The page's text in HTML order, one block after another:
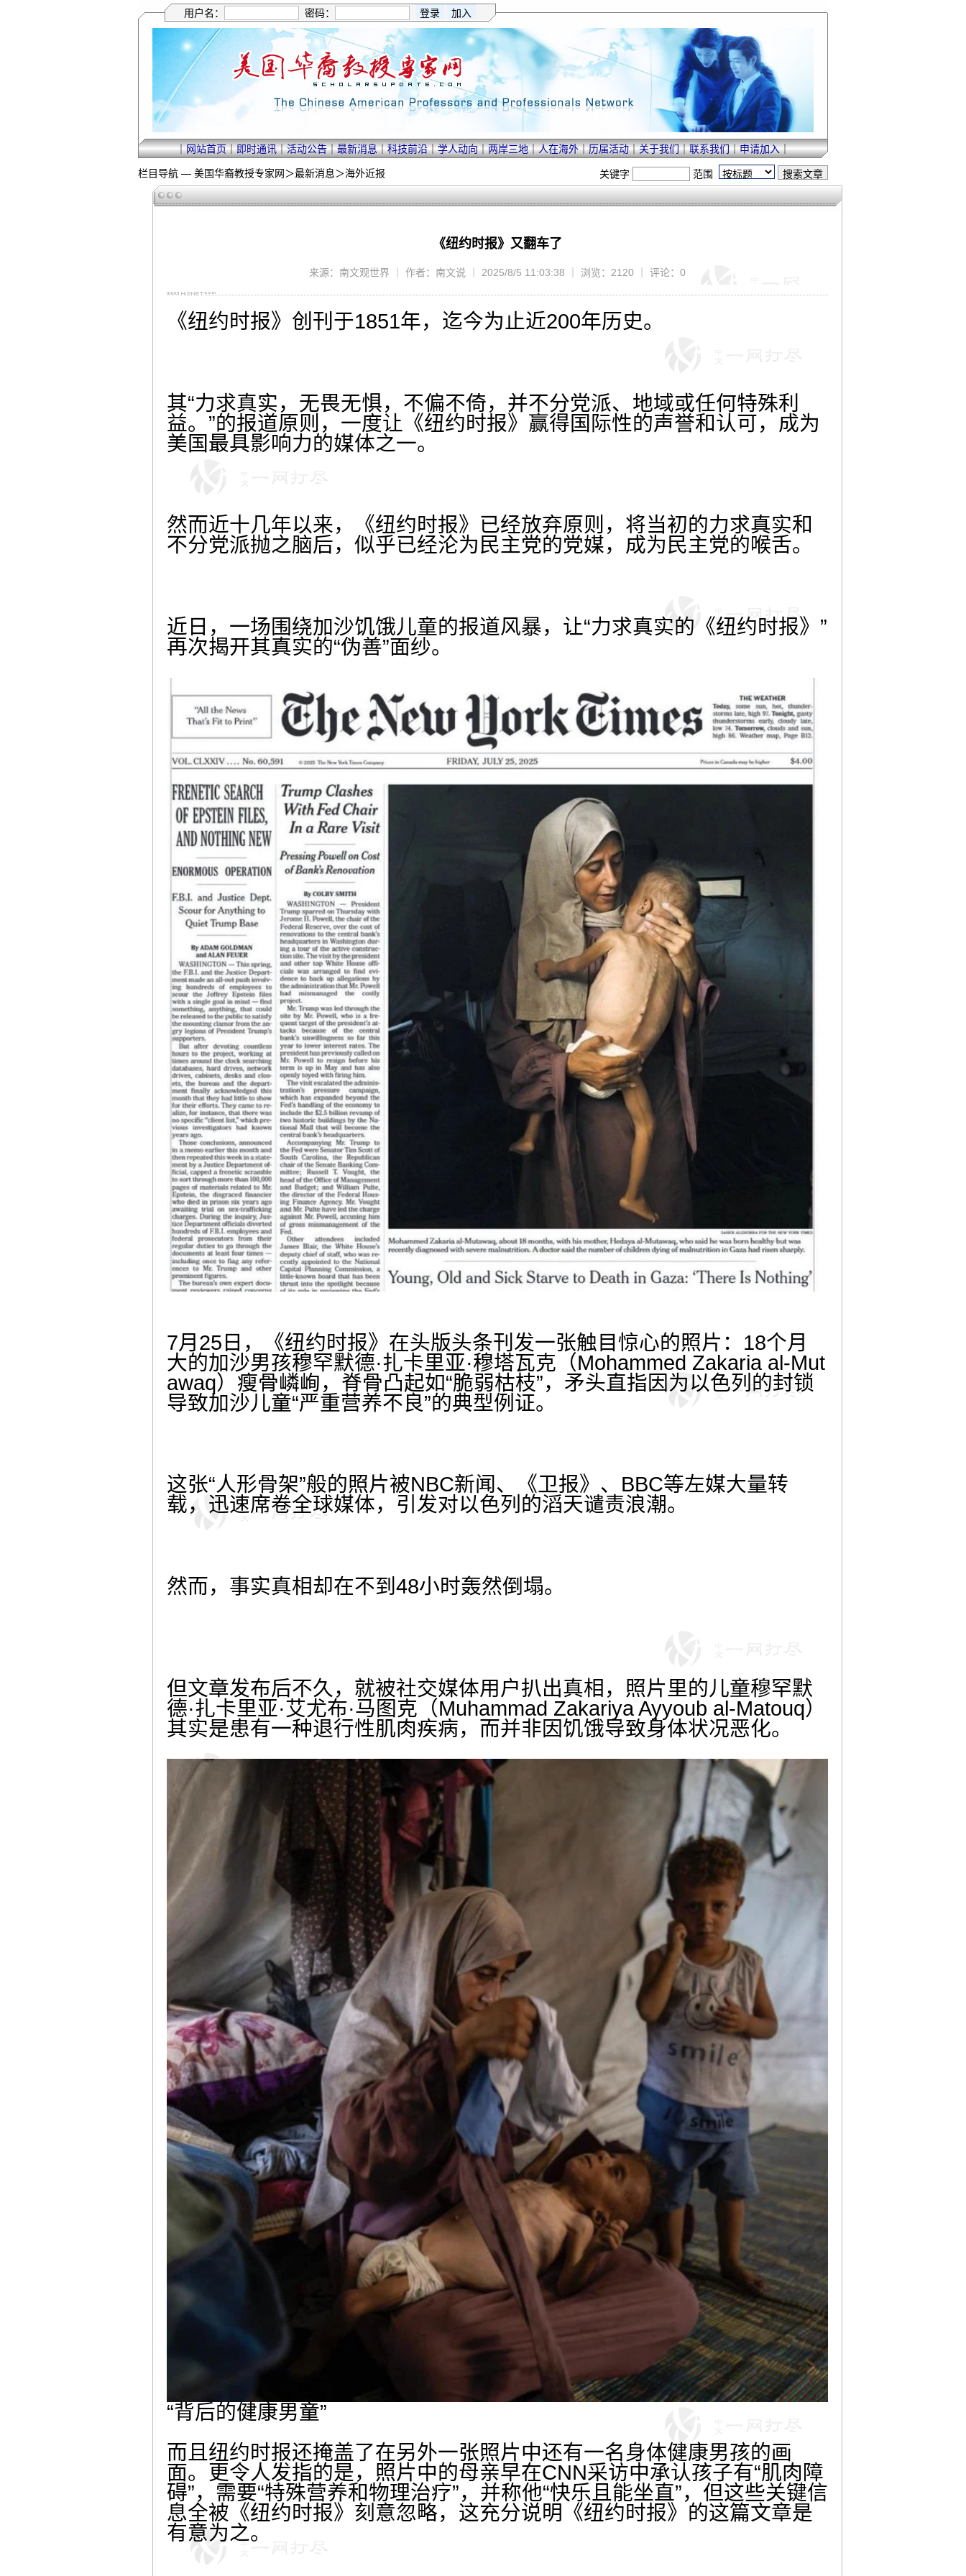
用户名： 密码：
｜网站首页｜即时通讯｜活动公告｜最新消息｜科技前沿｜学人动向｜两岸三地｜人在海外｜历届活动｜关于我们｜联系我们｜申请加入｜
栏目导航 — 美国华裔教授专家网＞最新消息＞海外近报 关键字 范围
《纽约时报》又翻车了
来源：南文观世界 ｜ 作者：南文说 ｜ 2025/8/5 11:03:38 ｜ 浏览：2120 ｜ 评论：0
《纽约时报》创刊于1851年，迄今为止近200年历史。
其“力求真实，无畏无惧，不偏不倚，并不分党派、地域或任何特殊利
益。”的报道原则，一度让《纽约时报》赢得国际性的声誉和认可，成为
美国最具影响力的媒体之一。
然而近十几年以来，《纽约时报》已经放弃原则，将当初的力求真实和
不分党派抛之脑后，似乎已经沦为民主党的党媒，成为民主党的喉舌。
近日，一场围绕加沙饥饿儿童的报道风暴，让“力求真实的《纽约时报》”
再次揭开其真实的“伪善”面纱。
7月25日，《纽约时报》在头版头条刊发一张触目惊心的照片：18个月
大的加沙男孩穆罕默德·扎卡里亚·穆塔瓦克（Mohammed Zakaria al-Mut
awaq）瘦骨嶙峋，脊骨凸起如“脆弱枯枝”，矛头直指因为以色列的封锁
导致加沙儿童“严重营养不良”的典型例证。
这张“人形骨架”般的照片被NBC新闻、《卫报》、BBC等左媒大量转
载，迅速席卷全球媒体，引发对以色列的滔天谴责浪潮。
然而，事实真相却在不到48小时轰然倒塌。
但文章发布后不久，就被社交媒体用户扒出真相，照片里的儿童穆罕默
德·扎卡里亚·艾尤布·马图克（Muhammad Zakariya Ayyoub al-Matouq）
其实是患有一种退行性肌肉疾病，而并非因饥饿导致身体状况恶化。
“背后的健康男童”
而且纽约时报还掩盖了在另外一张照片中还有一名身体健康男孩的画
面。更令人发指的是，照片中的母亲早在CNN采访中承认孩子有“肌肉障
碍”，需要“特殊营养和物理治疗”，并称他“快乐且能坐直”，但这些关键信
息全被《纽约时报》刻意忽略，这充分说明《纽约时报》的这篇文章是
有意为之。